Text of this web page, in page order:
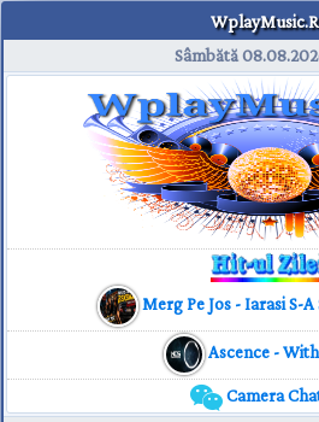
Sâmbătă
Merg Pe Jos - Iarasi S-
Ascence -
Camera